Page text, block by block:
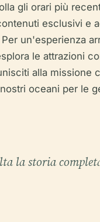
gli orari più
esclusivi e
un'esperienza
le attrazioni
alla missione
oceani per le
la storia